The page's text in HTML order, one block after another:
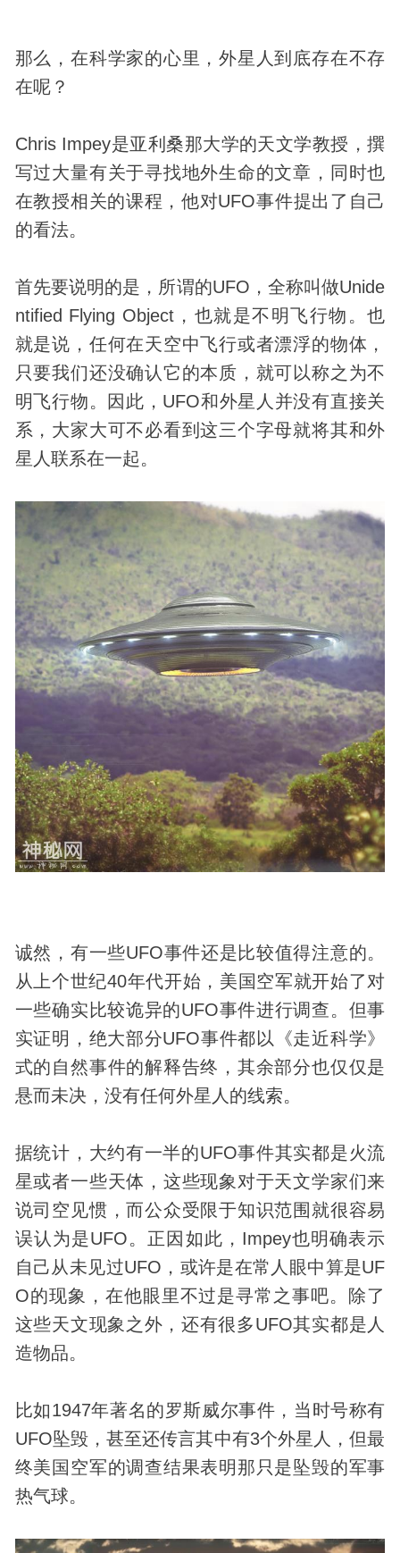
那么，在科学家的心里，外星人到底存在不存
在呢？
Chris Impey是亚利桑那大学的天文学教授，撰
写过大量有关于寻找地外生命的文章，同时也
在教授相关的课程，他对UFO事件提出了自己
的看法。
首先要说明的是，所谓的UFO，全称叫做Unide
ntified Flying Object，也就是不明飞行物 。也
就是说，任何在天空中飞行或者漂浮的物体，
只要我们还没确认它的本质，就可以称之为不
明飞行物。因此，UFO和外星人并没有直接关
系，大家大可不必看到这三个字母就将其和外
星人联系在一起。
诚然，有一些UFO事件还是比较值得注意的。
从上个世纪40年代开始，美国空军就开始了对
一些确实比较诡异的UFO事件进行调查。但事
实证明，绝大部分UFO事件都以《走近科学》
式的自然事件的解释告终，其余部分也仅仅是
悬而未决，没有任何外星人的线索。
据统计，大约有一半的UFO事件其实都是火流
星或者一些天体，这些现象对于天文学家们来
说司空见惯，而公众受限于知识范围就很容易
误认为是UFO。正因如此，Impey也明确表示
自己从未见过UFO，或许是在常人眼中算是UF
O的现象，在他眼里不过是寻常之事吧。除了
这些天文现象之外，还有很多UFO其实都是人
造物品。
比如1947年著名的罗斯威尔事件，当时号称有
UFO坠毁，甚至还传言其中有3个外星人，但最
终美国空军的调查结果表明那只是坠毁的军事
热气球。